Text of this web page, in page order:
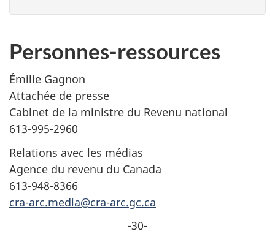
Personnes-ressources
Émilie Gagnon
Attachée de presse
Cabinet de la ministre du Revenu national
613-995-2960
Relations avec les médias
Agence du revenu du Canada
613-948-8366
cra-arc.media@cra-arc.gc.ca
-30-